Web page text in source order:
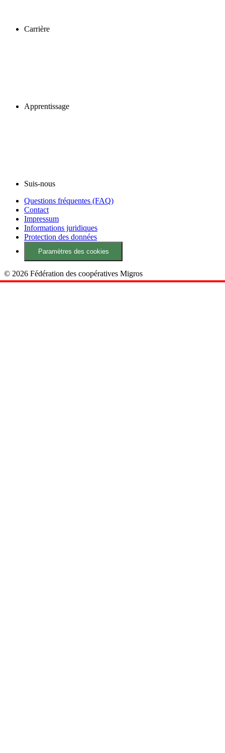
Carrière
Apprentissage
Suis-nous
Questions fréquentes (FAQ)
Contact
Impressum
Informations juridiques
Protection des données
Paramètres des cookies
© 2026 Fédération des coopératives Migros